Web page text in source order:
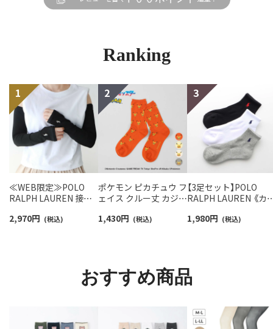
Ranking
≪WEB限定≫POLO
RALPH LAUREN 接触
ームカバー ＆ レッグウ
2,970円 (税込)
ポケモン ピカチュウ フ
ェイス クルー丈 カジュ
ス 日本製 03307006
1,430円 (税込)
【3足セット】POLO
RALPH LAUREN 《カ
アーチサポート ワンポ
1,980円 (税込)
おすすめ商品